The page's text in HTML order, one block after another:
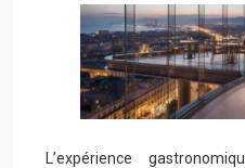
L’expérience